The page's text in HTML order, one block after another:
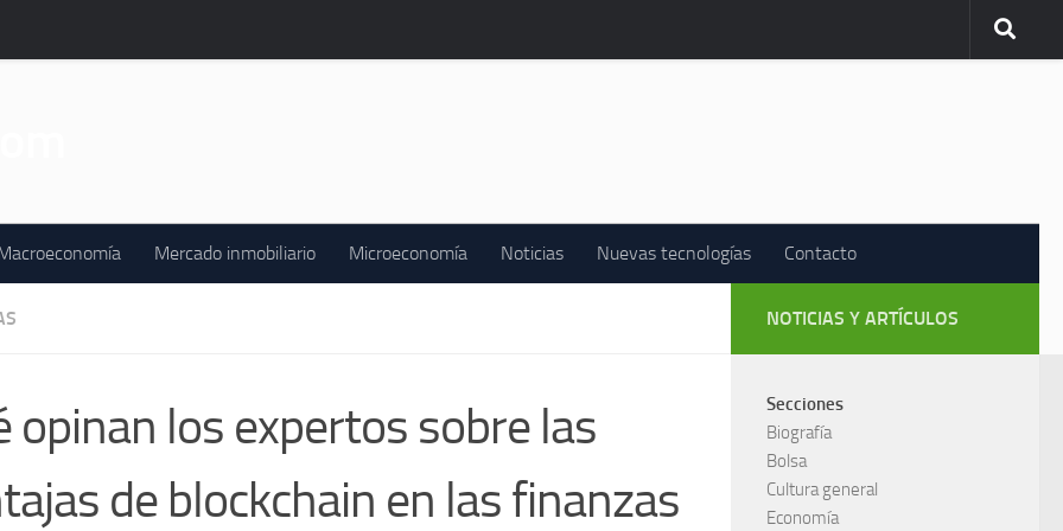
Mercado inmobiliario Microeconomía Noticias Nuevas tecnologías Contacto
opinan los expertos sobre las
de blockchain en las finanzas
NOTICIAS Y ARTÍCULOS
Secciones
Biografía
Bolsa
Cultura general
Economía